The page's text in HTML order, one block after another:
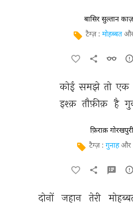
बासिर सुल्तान
टैग्ज़ : मोहब्बत
कोई समझे तो एक
इश्क़ तौफ़ीक़ है
फ़िराक़ गोरखपुरी
टैग्ज़ : गुनाह और
दोनों जहान तेरी